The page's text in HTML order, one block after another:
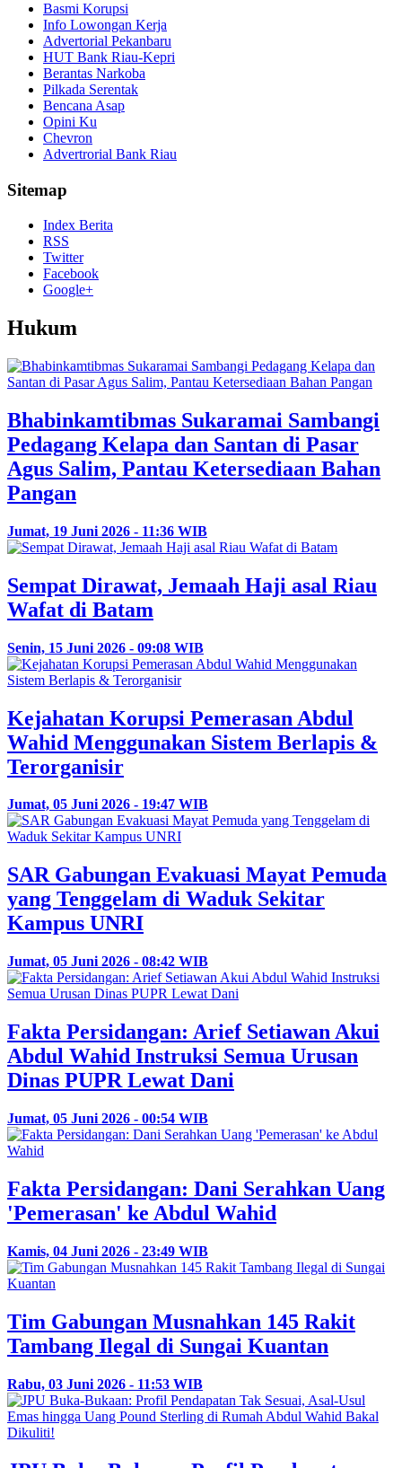
Basmi Korupsi
Info Lowongan Kerja
Advertorial Pekanbaru
HUT Bank Riau-Kepri
Berantas Narkoba
Pilkada Serentak
Bencana Asap
Opini Ku
Chevron
Advertrorial Bank Riau
Sitemap
Index Berita
RSS
Twitter
Facebook
Google+
Hukum
Bhabinkamtibmas Sukaramai Sambangi
Pedagang Kelapa dan Santan di Pasar
Agus Salim, Pantau Ketersediaan Bahan
Pangan
Jumat, 19 Juni 2026 - 11:36 WIB
Sempat Dirawat, Jemaah Haji asal Riau
Wafat di Batam
Senin, 15 Juni 2026 - 09:08 WIB
Kejahatan Korupsi Pemerasan Abdul
Wahid Menggunakan Sistem Berlapis &
Terorganisir
Jumat, 05 Juni 2026 - 19:47 WIB
SAR Gabungan Evakuasi Mayat Pemuda
yang Tenggelam di Waduk Sekitar
Kampus UNRI
Jumat, 05 Juni 2026 - 08:42 WIB
Fakta Persidangan: Arief Setiawan Akui
Abdul Wahid Instruksi Semua Urusan
Dinas PUPR Lewat Dani
Jumat, 05 Juni 2026 - 00:54 WIB
Fakta Persidangan: Dani Serahkan Uang
'Pemerasan' ke Abdul Wahid
Kamis, 04 Juni 2026 - 23:49 WIB
Tim Gabungan Musnahkan 145 Rakit
Tambang Ilegal di Sungai Kuantan
Rabu, 03 Juni 2026 - 11:53 WIB